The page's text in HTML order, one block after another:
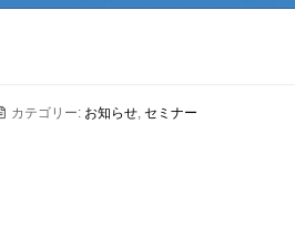
カテゴリー: お知らせ, セミナー